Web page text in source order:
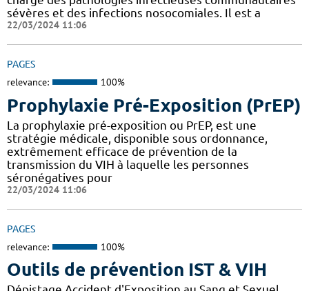
sévères et des infections nosocomiales. Il est a
22/03/2024 11:06
PAGES
relevance: 100%
Prophylaxie Pré-Exposition (PrEP)
La prophylaxie pré-exposition ou PrEP, est une
stratégie médicale, disponible sous ordonnance,
extrêmement efficace de prévention de la
transmission du VIH à laquelle les personnes
séronégatives pour
22/03/2024 11:06
PAGES
relevance: 100%
Outils de prévention IST & VIH